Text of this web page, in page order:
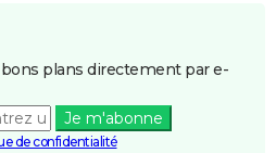
plans directement par e-
Je m'abonne
de confidentialité